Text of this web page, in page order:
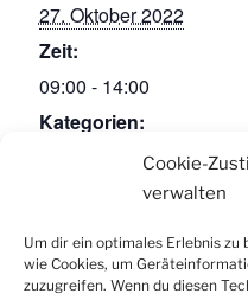
Cookie-
verwalten
Um dir ein optimales Erlebnis
wie Cookies, um
zuzugreifen. Wenn du diesen
27. Oktober 2022
Zeit:
09:00 - 14:00
Kategorien:
Kompetenzen
Facebook